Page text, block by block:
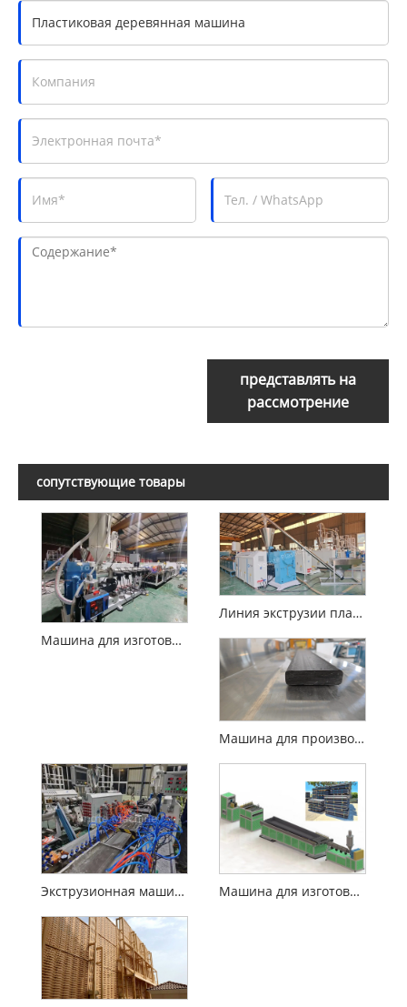
представлять на
рассмотрение
сопутствующие товары
Машина для изготовления пластиковых пиломатериалов
Линия экструзии пластикового профиля с 4 полями
Машина для производства пластиковых панелей из пиломатериалов
Экструзионная машина для производства пластиковых пиломатериалов из ПЭ/ПП для повторного использования отходов пластиковой пленки Машина для изготовления пластикового ограждения